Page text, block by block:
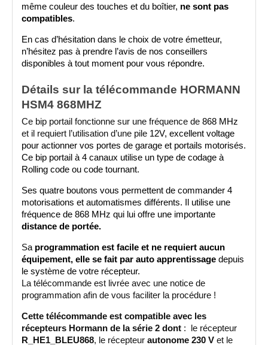
même couleur des touches et du boîtier, ne sont pas
compatibles.
En cas d’hésitation dans le choix de votre émetteur,
n’hésitez pas à prendre l’avis de nos conseillers
disponibles à tout moment pour vous répondre.
Détails sur la télécommande HORMANN
HSM4 868MHZ
Ce bip portail fonctionne sur une fréquence de 868 MHz
et il requiert l’utilisation d’une pile 12V, excellent voltage
pour actionner vos portes de garage et portails motorisés
Ce bip portail à 4 canaux utilise un type de codage à
Rolling code ou code tournant.
Ses quatre boutons vous permettent de commander 4
motorisations et automatismes différents. Il utilise une
distance de portée.
Sa programmation est facile et ne requiert aucun
équipement, elle se fait par auto apprentissage depuis
le système de votre récepteur.
La télécommande est livrée avec une notice de
programmation afin de vous faciliter la procédure !
Cette télécommande est compatible avec les
récepteurs Hormann de la série 2 dont
R_HE1_BLEU868, le récepteur autonome 230 V et le